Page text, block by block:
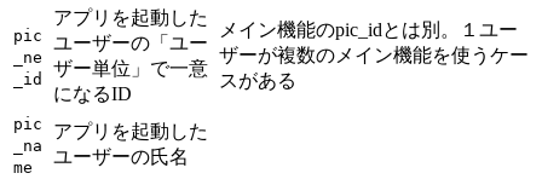
pic
_ne
_id
アプリを起動した
ユーザーの「ユー
ザー単位」で一意
になるID
メイン機能のpic_idとは別。１ユー
ザーが複数のメイン機能を使うケー
スがある
pic
_na
me
アプリを起動した
ユーザーの氏名